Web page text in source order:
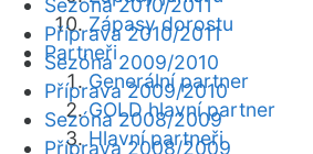
Zápasy dorostu
Partneři
Generální partner
GOLD hlavní partner
Hlavní partneři
Sezóna 2010/2011
Příprava 2010/2011
Sezóna 2009/2010
Příprava 2009/2010
Sezóna 2008/2009
Příprava 2008/2009